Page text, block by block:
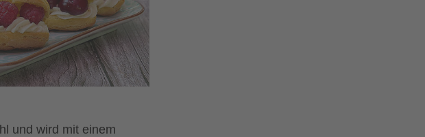
und wird mit einem